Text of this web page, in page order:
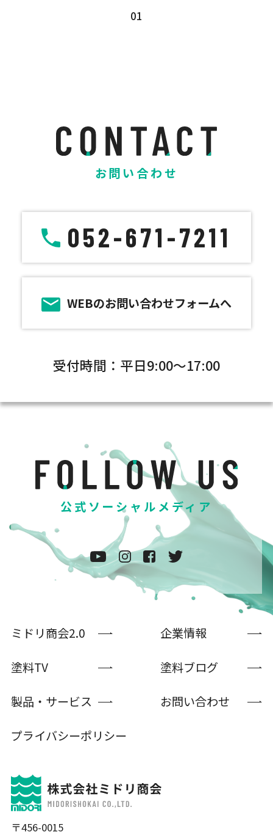
01
お問い合わせ
052-671-7211
WEBのお問い合わせフォームへ
受付時間：平日9:00～17:00
公式ソーシャルメディア
〒456-0015
ミドリ商会2.0
企業情報
塗料TV
塗料ブログ
製品・サービス
お問い合わせ
プライバシーポリシー